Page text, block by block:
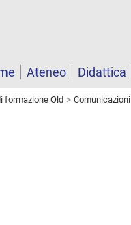
Ateneo Didattica
formazione Old Comunicazioni